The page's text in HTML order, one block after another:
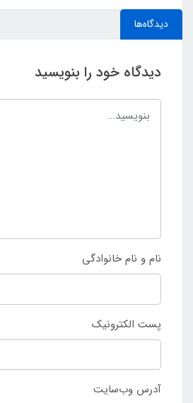
دیدگاه‌ها
دیدگاه خود را بنویسید
نام و نام خانوادگی
پست الکترونیک
آدرس وب‌سایت